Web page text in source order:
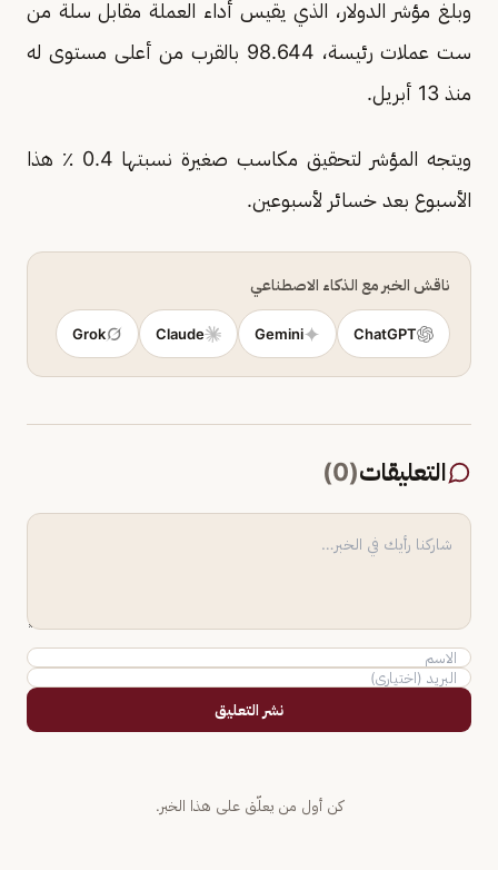
وبلغ مؤشر الدولار، الذي يقيس أداء العملة مقابل سلة من
ست عملات رئيسة، 98.644 بالقرب من أعلى مستوى له
منذ 13 أبريل.
ويتجه المؤشر لتحقيق ‌مكاسب ‌صغيرة نسبتها 0.4 ٪؜ هذا
الأسبوع بعد خسائر لأسبوعين.
ناقش الخبر مع الذكاء الاصطناعي
ChatGPT
Gemini
Claude
Grok
التعليقات(
0
)
نشر التعليق
كن أول من يعلّق على هذا الخبر.